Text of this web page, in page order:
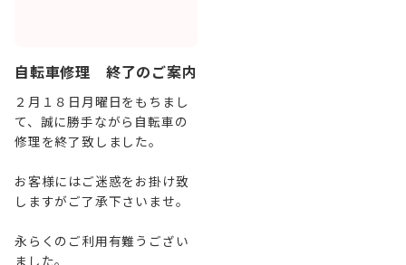
自転車修理 終了のご案内
２月１８日月曜日をもちまし
て、誠に勝手ながら自転車の
修理を終了致しました。
お客様にはご迷惑をお掛け致
しますがご了承下さいませ。
永らくのご利用有難うござい
ました。